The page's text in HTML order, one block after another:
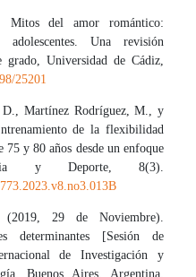
Mitos del amor romántico:
Una revisión
Universidad de Cádiz,
25201
Martínez Rodríguez, M., y
de la flexibilidad
y 80 años desde un enfoque
y Deporte, 8(3).
29 de Noviembre).
determinantes [Sesión de
de Investigación y
Buenos Aires, Argentina.